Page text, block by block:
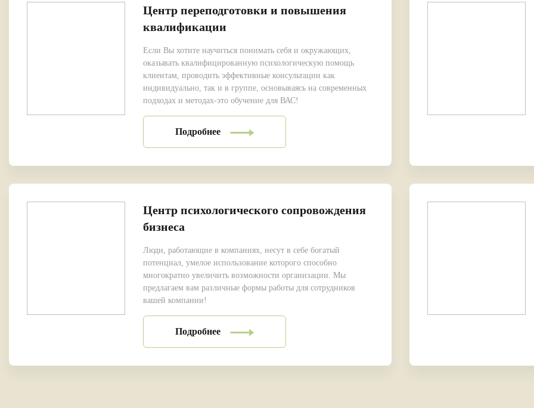
Центр переподготовки и повышения
квалификации
Если Вы хотите научиться понимать себя и окружающих,
оказывать квалифицированную психологическую помощь
клиентам, проводить эффективные консультации как
индивидуально, так и в группе, основываясь на современных
подходах и методах-это обучение для ВАС!
Подробнее
Центр психологического сопровождения
бизнеса
Люди, работающие в компаниях, несут в себе богатый
потенциал, умелое использование которого способно
многократно увеличить возможности организации. Мы
предлагаем вам различные формы работы для сотрудников
вашей компании!
Подробнее